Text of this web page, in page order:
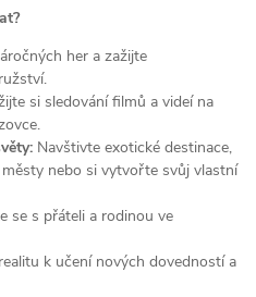
her a zažijte
si sledování filmů a videí na
Navštivte exotické destinace,
nebo si vytvořte svůj vlastní
se s přáteli a rodinou ve
k učení nových dovedností a